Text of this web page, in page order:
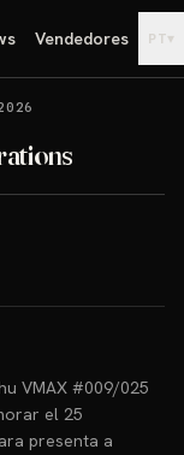
Vendedores PT▾
VMAX #009/025
el 25
presenta a